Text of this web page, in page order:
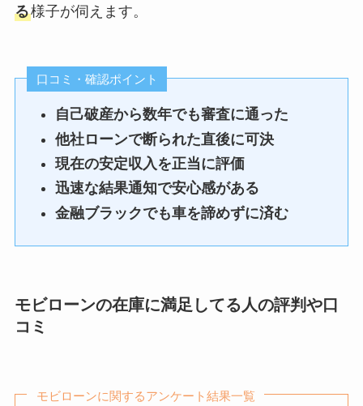
余計な手数料なども
てもらえたので、
不安なく最後まで取
引できた点が良かっ
たです。
的でした。
ムーズでストレスな
過去の信用情報に不安があり
き、
状況を確認した上で審査を進
めてもらえた点が良かったで
す。
通常のローンよりもハードル
が低く感じました。
いくつか比較しながら選べた
現車の状態についても細かく
また、審査内容や流れについ
たため、
た。
良い評判
過去に信用情報に不安があり
通常のローンでは断られてい
無事に審査に通った点がとて
信用情報に少し不安があった
る様子が伺えます。
口コミ・確認ポイント
自己破産から数年でも審査に通った
他社ローンで断られた直後に可決
現在の安定収入を正当に評価
迅速な結果通知で安心感がある
金融ブラックでも車を諦めずに済む
モビローンの在庫に満足してる人の評判や口
コミ
モビローンに関するアンケート結果一覧